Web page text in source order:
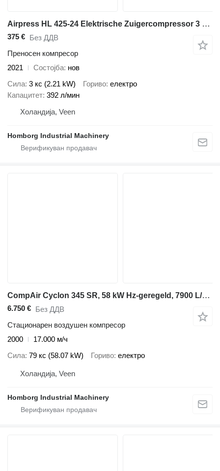
Airpress HL 425-24 Elektrische Zuigercompressor 3 PK 392 L / min 8 Bar Ov
375 € Без ДДВ
Преносен компресор
2021
Состојба нов
Сила 3 кс (2.21 kW) Гориво електро
Капацитет 392 л/мин
Холандија, Veen
Homborg Industrial Machinery
CompAir Cyclon 345 SR, 58 kW Hz-geregeld, 7900 L/min. 13 Bar schroefcomp
6.750 € Без ДДВ
Стационарен воздушен компресор
2000
17.000 м/ч
Сила 79 кс (58.07 kW) Гориво електро
Холандија, Veen
Homborg Industrial Machinery